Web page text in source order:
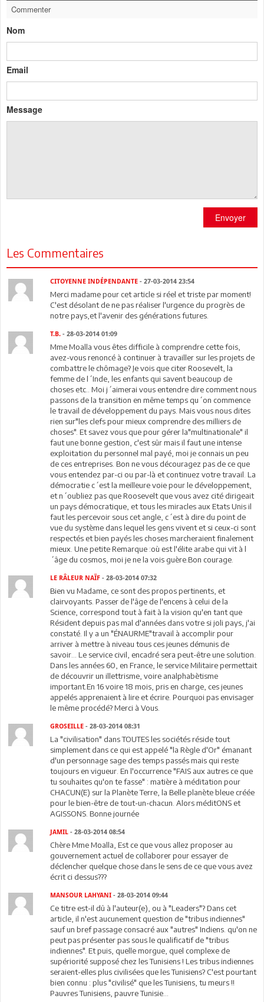
Commenter
Nom
Email
Message
Envoyer
Les Commentaires
CITOYENNE INDÉPENDANTE - 27-03-2014 23:54
Merci madame pour cet article si réel et triste par moment!
C'est désolant de ne pas réaliser l'urgence du progrès de
notre pays,et l'avenir des générations futures.
T.B. - 28-03-2014 01:09
Mme Moalla vous êtes difficile à comprendre cette fois,
avez-vous renoncé à continuer à travailler sur les projets de
combattre le chômage? Je vois que citer Roosevelt, la
femme de l´Inde, les enfants qui savent beaucoup de
choses etc.. Moi j´aimerai vous entendre dire comment nous
passons de la transition en même temps qu´on commence
le travail de développement du pays. Mais vous nous dites
rien sur"les clefs pour mieux comprendre des milliers de
choses". Et savez vous que pour gérer la"multinationale" il
faut une bonne gestion, c'est sûr mais il faut une intense
exploitation du personnel mal payé, moi je connais un peu
de ces entreprises. Bon ne vous découragez pas de ce que
vous entendez par-ci ou par-là et continuez votre travail. La
démocratie c´est la meilleure voie pour le développement,
et n´oubliez pas que Roosevelt que vous avez cité dirigeait
un pays démocratique, et tous les miracles aux Etats Unis il
faut les percevoir sous cet angle, c´est à dire du point de
vue du système dans lequel les gens vivent et si ceux-ci sont
respectés et bien payés les choses marcheraient finalement
mieux. Une petite Remarque :où est l'élite arabe qui vit à l
´âge du cosmos, moi je ne la vois guère.Bon courage.
LE RÂLEUR NAÏF - 28-03-2014 07:32
Bien vu Madame, ce sont des propos pertinents, et
clairvoyants. Passer de l'âge de l'encens à celui de la
Science, correspond tout à fait à la vision qu'en tant que
Résident depuis pas mal d'années dans votre si joli pays, j'ai
constaté. Il y a un "ÉNAURME"travail à accomplir pour
arriver à mettre à niveau tous ces jeunes démunis de
savoir... Le service civil, encadré sera peut-être une solution.
Dans les années 60, en France, le service Militaire permettait
de découvrir un illettrisme, voire analphabètisme
important.En 16 voire 18 mois, pris en charge, ces jeunes
appelés apprenaient à lire et écrire. Pourquoi pas envisager
le même procédé? Merci à Vous.
GROSEILLE - 28-03-2014 08:31
La "civilisation" dans TOUTES les sociétés réside tout
simplement dans ce qui est appelé "la Règle d'Or" émanant
d'un personnage sage des temps passés mais qui reste
toujours en vigueur. En l'occurrence "FAIS aux autres ce que
tu souhaites qu'on te fasse" : matière à méditation pour
CHACUN(E) sur la Planète Terre, la Belle planète bleue créée
pour le bien-être de tout-un-chacun. Alors méditONS et
AGISSONS. Bonne journée
JAMIL - 28-03-2014 08:54
Chère Mme Moalla, Est ce que vous allez proposer au
gouvernement actuel de collaborer pour essayer de
déclencher quelque chose dans le sens de ce que vous avez
écrit ci dessus???
MANSOUR LAHYANI - 28-03-2014 09:44
Ce titre est-il dû à l'auteur(e), ou à "Leaders"? Dans cet
article, il n'est aucunement question de "tribus indiennes"
sauf un bref passage consacré aux "autres" Indiens. qu'on ne
peut pas présenter pas sous le qualificatif de "tribus
indiennes". Et puis, quelle morgue, quel complexe de
supériorité supposé chez les Tunisiens ! Les tribus indiennes
seraient-elles plus civilisées que les Tunisiens? C'est pourtant
bien connu : plus "civilisé" que les Tunisiens, tu meurs !!
Pauvres Tunisiens, pauvre Tunisie...